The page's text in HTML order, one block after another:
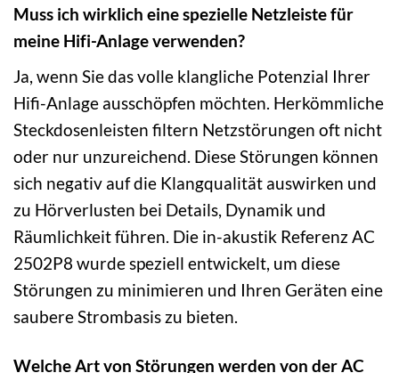
Muss ich wirklich eine spezielle Netzleiste für
meine Hifi-Anlage verwenden?
Ja, wenn Sie das volle klangliche Potenzial Ihrer
Hifi-Anlage ausschöpfen möchten. Herkömmliche
Steckdosenleisten filtern Netzstörungen oft nicht
oder nur unzureichend. Diese Störungen können
sich negativ auf die Klangqualität auswirken und
zu Hörverlusten bei Details, Dynamik und
Räumlichkeit führen. Die in-akustik Referenz AC
2502P8 wurde speziell entwickelt, um diese
Störungen zu minimieren und Ihren Geräten eine
saubere Strombasis zu bieten.
Welche Art von Störungen werden von der AC